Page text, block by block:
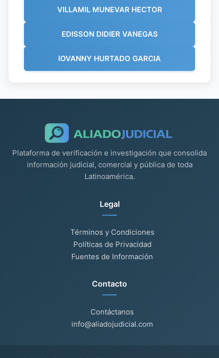
VILLAMIL MUNEVAR HECTOR
EDISSON DIDIER VANEGAS
IOVANNY HURTADO GARCIA
Plataforma de verificación e investigación que consolida
información judicial, comercial y pública de toda
Latinoamérica.
Legal
Términos y Condiciones
Políticas de Privacidad
Fuentes de Información
Contacto
Contáctanos
info@aliadojudicial.com